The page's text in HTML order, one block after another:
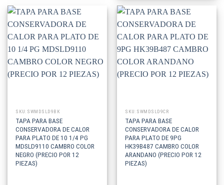
SKU: SWMDSLD9BK
TAPA PARA BASE
CONSERVADORA DE CALOR
PARA PLATO DE 10 1/4 PG
MDSLD9110 CAMBRO COLOR
NEGRO (PRECIO POR 12
PIEZAS)
SKU: SWMDSLD9CR
TAPA PARA BASE
CONSERVADORA DE CALOR
PARA PLATO DE 9PG
HK39B487 CAMBRO COLOR
ARANDANO (PRECIO POR 12
PIEZAS)